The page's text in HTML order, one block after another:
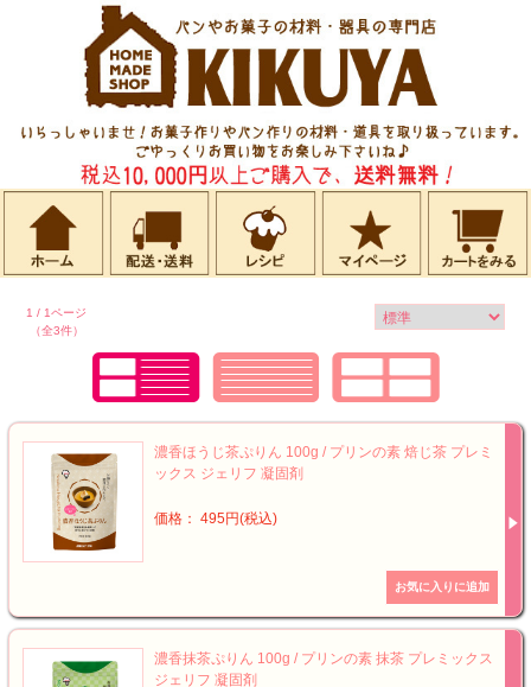
1 / 1ページ
（全3件）
濃香ほうじ茶ぷりん 100g / プリンの素 焙じ茶 プレミ
ックス ジェリフ 凝固剤
価格： 495円(税込)
濃香抹茶ぷりん 100g / プリンの素 抹茶 プレミックス
ジェリフ 凝固剤